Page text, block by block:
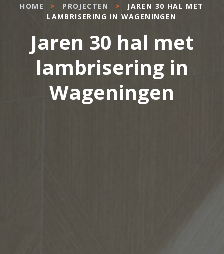
HOME > PROJECTEN >
JAREN 30 HAL MET
LAMBRISERING IN WAGENINGEN
Jaren 30 hal met
lambrisering in
Wageningen